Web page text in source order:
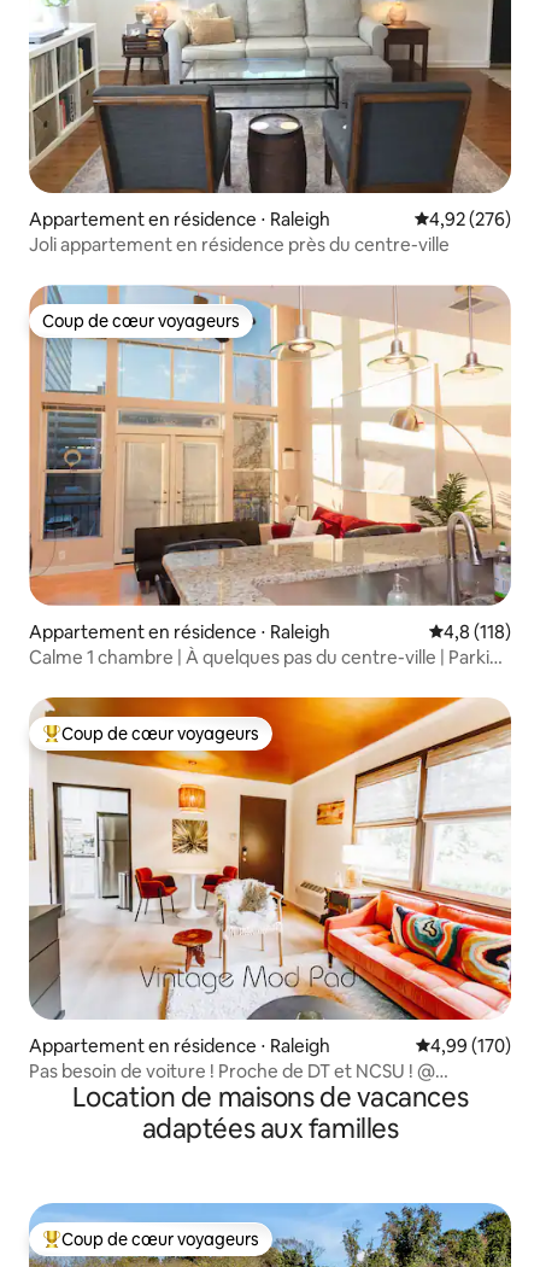
Appartement en résidence ⋅ Raleigh Évaluation
4,92 (276)
Joli appartement en résidence près du centre-ville
Coup de cœur voyageurs
Coup de cœur voyageurs
Appartement en résidence ⋅ Raleigh Évaluation
4,8 (118)
Calme 1 chambre | À quelques pas du centre-ville | Parking
Coups de cœur voyageurs les plus appréciés
Coup de cœur voyageurs
Appartement en résidence ⋅ Raleigh Évaluation
4,99 (170)
Pas besoin de voiture ! Proche de DT et NCSU ! @
VintageModPad
Location de maisons de vacances
adaptées aux familles
Coups de cœur voyageurs les plus appréciés
Coup de cœur voyageurs